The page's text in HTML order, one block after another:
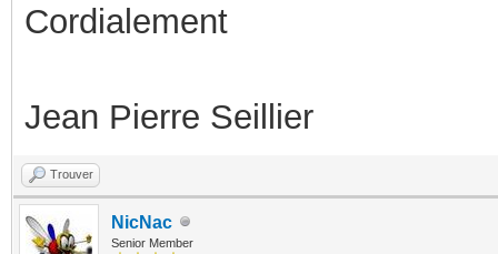
Cordialement
Jean Pierre Seillier
Trouver
NicNac
Senior Member